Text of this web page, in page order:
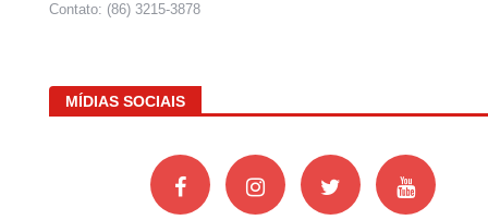
Contato: (86) 3215-3878
MÍDIAS SOCIAIS